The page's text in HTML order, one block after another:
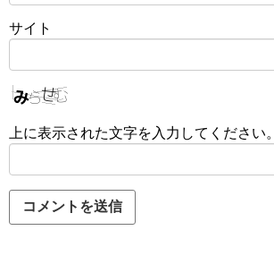
サイト
上に表示された文字を入力してください。